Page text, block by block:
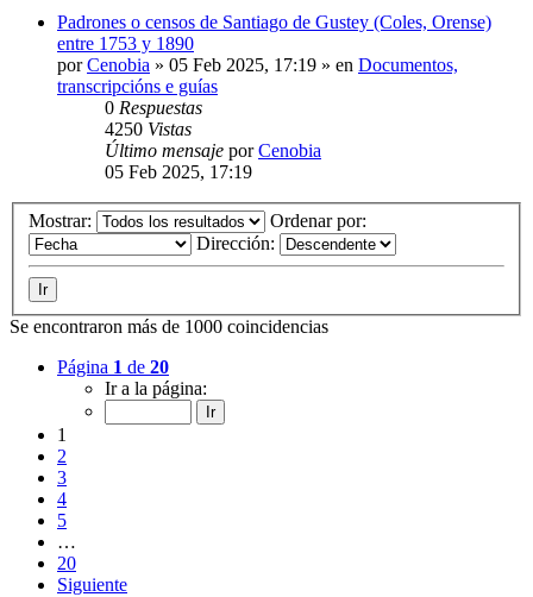
Padrones o censos de Santiago de Gustey (Coles, Orense)
entre 1753 y 1890
porCenobia » 05 Feb 2025, 17:19 » en Documentos,
transcripcións e guías
0 Respuestas
4250 Vistas
Último mensaje porCenobia
05 Feb 2025, 17:19
Mostrar:
Ordenar por:
Dirección:
Se encontraron más de 1000 coincidencias
Página 1 de 20
Ir a la página:
1
2
3
4
5
…
20
Siguiente